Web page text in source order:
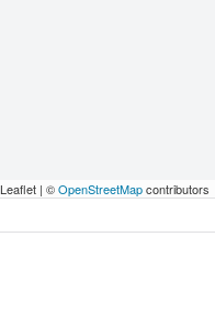
Leaflet | ©OpenStreetMapcontributors